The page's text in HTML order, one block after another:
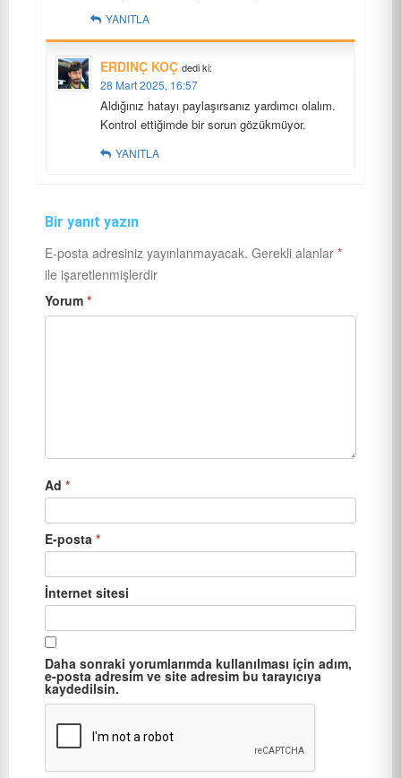
YANITLA
ERDINÇ KOÇ dedi ki:
28 Mart 2025, 16:57
Aldığınız hatayı paylaşırsanız yardımcı olalım.
Kontrol ettiğimde bir sorun gözükmüyor.
YANITLA
Bir yanıt yazın
E-posta adresiniz yayınlanmayacak. Gerekli alanlar *
ile işaretlenmişlerdir
Yorum *
Ad *
E-posta *
İnternet sitesi
Daha sonraki yorumlarımda kullanılması için adım,
e-posta adresim ve site adresim bu tarayıcıya
kaydedilsin.